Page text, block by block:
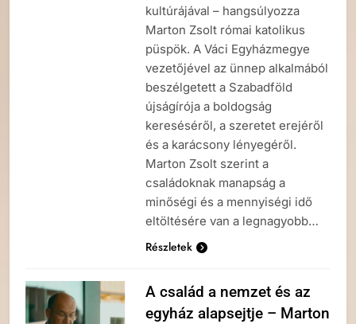
kultúrájával – hangsúlyozza
Marton Zsolt római katolikus
püspök. A Váci Egyházmegye
vezetőjével az ünnep alkalmából
beszélgetett a Szabadföld
újságírója a boldogság
kereséséről, a szeretet erejéről
és a karácsony lényegéről.
Marton Zsolt szerint a
családoknak manapság a
minőségi és a mennyiségi idő
eltöltésére van a legnagyobb…
Részletek
A család a nemzet és az
egyház alapsejtje – Marton